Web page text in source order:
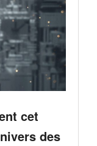
cet
des